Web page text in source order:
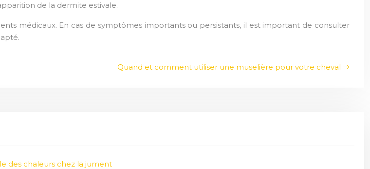
de la dermite estivale.
médicaux. En cas de symptômes importants ou persistants, il est important de consulter
Quand et comment utiliser une muselière pour votre cheval
des chaleurs chez la jument